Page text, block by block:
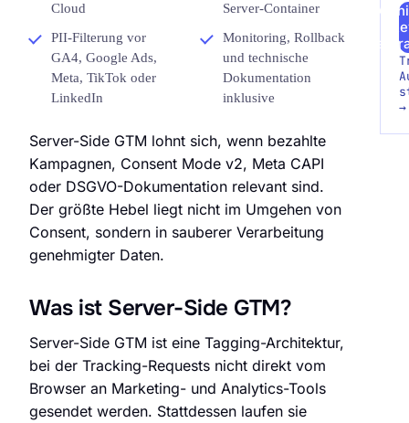
Cloud
Server-Container
PII-Filterung vor
GA4, Google Ads,
Meta, TikTok oder
LinkedIn
Monitoring, Rollback
und technische
Dokumentation
inklusive
Server-Side GTM lohnt sich, wenn bezahlte
Kampagnen, Consent Mode v2, Meta CAPI
oder DSGVO-Dokumentation relevant sind.
Der größte Hebel liegt nicht im Umgehen von
Consent, sondern in sauberer Verarbeitung
genehmigter Daten.
Was ist Server-Side GTM?
Server-Side GTM ist eine Tagging-Architektur,
bei der Tracking-Requests nicht direkt vom
Browser an Marketing- und Analytics-Tools
gesendet werden. Stattdessen laufen sie
→